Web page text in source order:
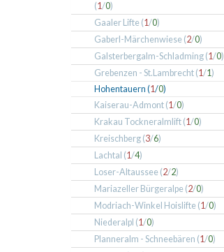
(1/0)
Gaaler Lifte (1/0)
Gaberl-Märchenwiese (2/0)
Galsterbergalm-Schladming (1/0)
Grebenzen - St.Lambrecht (1/1)
Hohentauern (1/0)
Kaiserau-Admont (1/0)
Krakau Tockneralmlift (1/0)
Kreischberg (3/6)
Lachtal (1/4)
Loser-Altaussee (2/2)
Mariazeller Bürgeralpe (2/0)
Modriach-Winkel Hoislifte (1/0)
Niederalpl (1/0)
Planneralm - Schneebären (1/0)